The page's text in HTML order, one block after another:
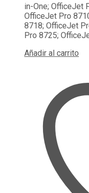
in-One; OfficeJet
OfficeJet Pro
8718; OfficeJet
Pro 8725;
Añadir al carrito